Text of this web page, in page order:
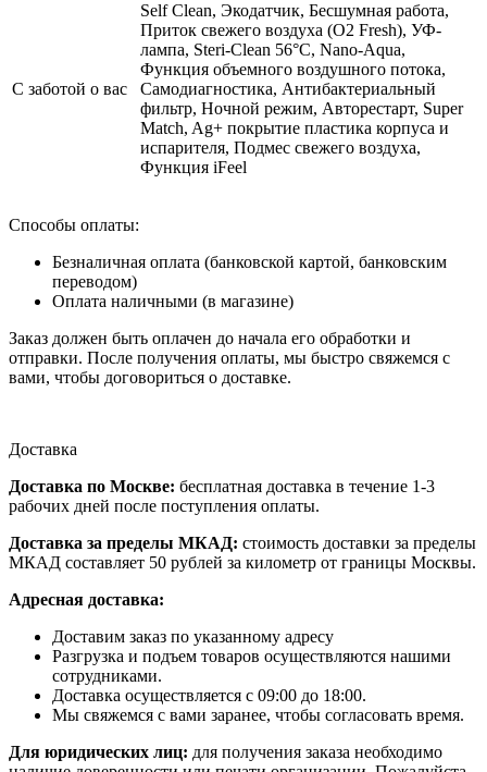
С заботой о вас
Self Clean, Экодатчик, Беcшумная работа,
Приток свежего воздуха (O2 Fresh), УФ-
лампа, Steri-Clean 56°C, Nano-Aqua,
Функция объемного воздушного потока,
Самодиагностика, Антибактериальный
фильтр, Ночной режим, Авторестарт, Super
Match, Ag+ покрытие пластика корпуса и
испарителя, Подмес свежего воздуха,
Функция iFeel
Способы оплаты:
Безналичная оплата (банковской картой, банковским
переводом)
Оплата наличными (в магазине)
Заказ должен быть оплачен до начала его обработки и
отправки. После получения оплаты, мы быстро свяжемся с
вами, чтобы договориться о доставке.
Доставка
Доставка по Москве: бесплатная доставка в течение 1-3
рабочих дней после поступления оплаты.
Доставка за пределы МКАД: стоимость доставки за пределы
МКАД составляет 50 рублей за километр от границы Москвы.
Адресная доставка:
Доставим заказ по указанному адресу
Разгрузка и подъем товаров осуществляются нашими
сотрудниками.
Доставка осуществляется с 09:00 до 18:00.
Мы свяжемся с вами заранее, чтобы согласовать время.
Для юридических лиц: для получения заказа необходимо